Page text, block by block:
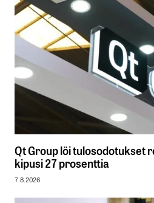
Qt Group löi tulosodotukset
kipusi 27 prosenttia
7.8.2026